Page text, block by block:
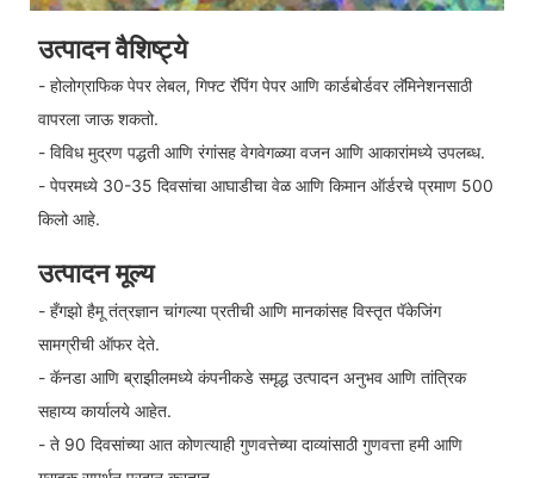
उत्पादन वैशिष्ट्ये
- होलोग्राफिक पेपर लेबल, गिफ्ट रॅपिंग पेपर आणि कार्डबोर्डवर लॅमिनेशनसाठी
वापरला जाऊ शकतो.
- विविध मुद्रण पद्धती आणि रंगांसह वेगवेगळ्या वजन आणि आकारांमध्ये उपलब्ध.
- पेपरमध्ये 30-35 दिवसांचा आघाडीचा वेळ आणि किमान ऑर्डरचे प्रमाण 500
किलो आहे.
उत्पादन मूल्य
- हँगझो हैमू तंत्रज्ञान चांगल्या प्रतीची आणि मानकांसह विस्तृत पॅकेजिंग
सामग्रीची ऑफर देते.
- कॅनडा आणि ब्राझीलमध्ये कंपनीकडे समृद्ध उत्पादन अनुभव आणि तांत्रिक
सहाय्य कार्यालये आहेत.
- ते 90 दिवसांच्या आत कोणत्याही गुणवत्तेच्या दाव्यांसाठी गुणवत्ता हमी आणि